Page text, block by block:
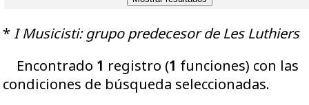
* I Musicisti: grupo predecesor de Les Luthiers
Encontrado 1 registro (1 funciones) con las
condiciones de búsqueda seleccionadas.